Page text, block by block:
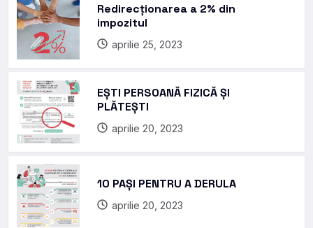
Redirecționarea a 2% din
impozitul
aprilie 25, 2023
EȘTI PERSOANĂ FIZICĂ ȘI
PLĂTEȘTI
aprilie 20, 2023
10 PAȘI PENTRU A DERULA
aprilie 20, 2023